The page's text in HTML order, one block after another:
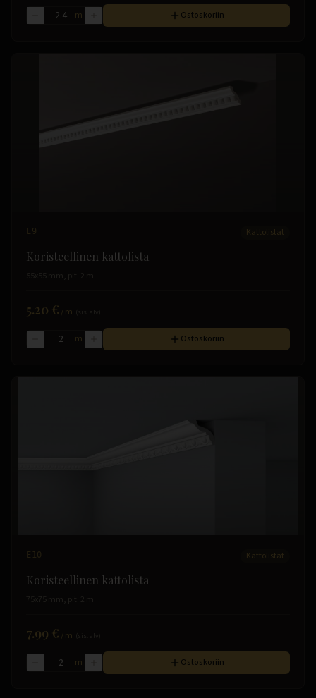
m Ostoskoriin
E9 Kattolistat
Koristeellinen kattolista
55x55 mm, pit. 2 m
5.20 € /m
m Ostoskoriin
E10 Kattolistat
Koristeellinen kattolista
75x75 mm, pit. 2 m
7.99 € /m
m Ostoskoriin